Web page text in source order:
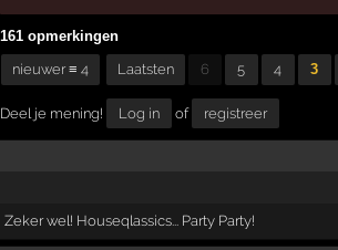
161 opmerkingen
nieuwer ≡ 4 Laatsten 6 5 4 3
Deel je mening! Log in of registreer
Zeker wel! Houseqlassics... Party Party!